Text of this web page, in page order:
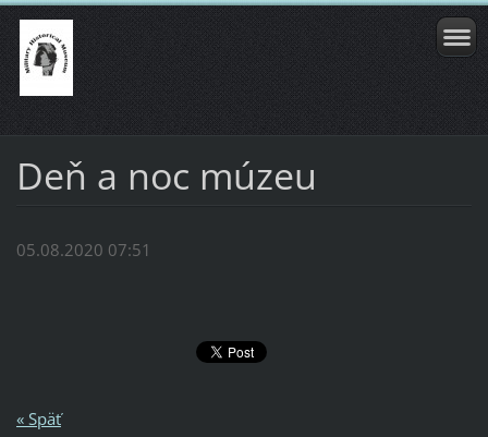
Deň a noc múzeu
05.08.2020 07:51
« Späť